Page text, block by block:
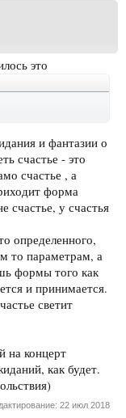
это
и фантазии о
счастье - это
счастье , а
форма
счастье, у счастья
определенного,
то параметрам, а
формы того как
и принимается.
светит
на концерт
как будет.
22 июл 2018